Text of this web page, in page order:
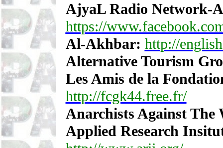
AjyaL Radio Network-
https://
Al-Akhbar: http://
Alternative Tourism
Les Amis de la
http://fcgk44.free.fr/
Anarchists Against The
Applied Research